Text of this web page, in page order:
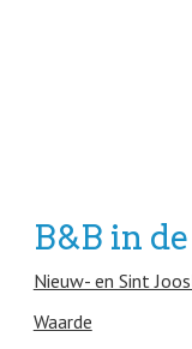
B&B in
Nieuw- en Sint
Waarde